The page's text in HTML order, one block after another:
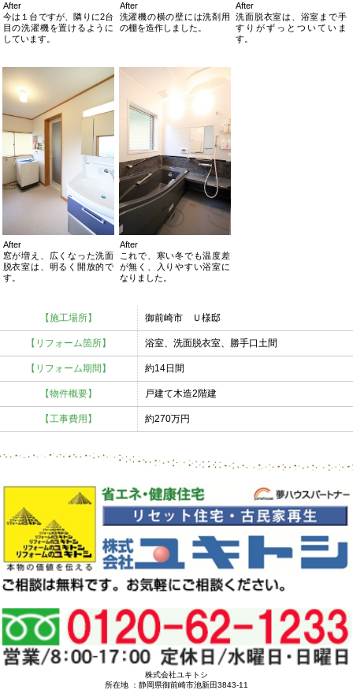
After
今は１台ですが、隣りに2台
目の洗濯機を置けるように
しています。
After
洗濯機の横の壁には洗剤用
の棚を造作しました。
After
洗面脱衣室は、浴室まで手
すりがずっとついていま
す。
After
窓が増え、広くなった洗面
脱衣室は、明るく開放的で
す。
After
これで、寒い冬でも温度差
が無く、入りやすい浴室に
なりました。
【施工場所】 御前崎市 Ｕ様邸
【リフォーム箇所】 浴室、洗面脱衣室、勝手口土間
【リフォーム期間】 約14日間
【物件概要】 戸建て木造2階建
【工事費用】 約270万円
株式会社ユキトシ
所在地 ：静岡県御前崎市池新田3843-11